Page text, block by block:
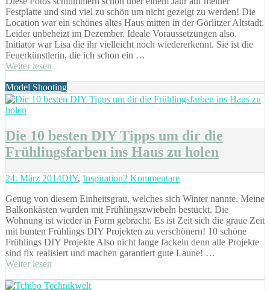
zwei
Festplatte und sind viel zu schön um nicht gezeigt zu werden! Die
Location war ein schönes altes Haus mitten in der Görlitzer Altstadt.
Leider unbeheizt im Dezember. Ideale Voraussetzungen also.
Initiator war Lisa die ihr vielleicht noch wiedererkennt. Sie ist die
Feuerkünstlerin, die ich schon ein …
Weiter lesen
Tags
Model Shooting
Die 10 besten DIY Tipps um dir die
Frühlingsfarben ins Haus zu holen
Posted
24. März 2014Categories
DIY, Inspiration2 Kommentarezu
10
besten
DIY
Tipps
um
dir
Genug von diesem Einheitsgrau, welches sich Winter nannte. Meine
Balkonkästen wurden mit Frühlingszwiebeln bestückt. Die
Wohnung ist wieder in Form gebracht. Es ist Zeit sich die graue Zeit
mit bunten Frühlings DIY Projekten zu verschönern! 10 schöne
Frühlings DIY Projekte Also nicht lange fackeln denn alle Projekte
sind fix realisiert und machen garantiert gute Laune! …
Weiter lesen